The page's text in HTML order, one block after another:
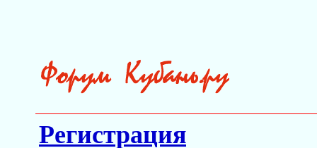
Регистрация